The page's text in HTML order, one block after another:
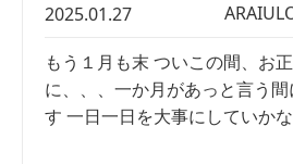
2025.01.27 ARAI
もう１月も末 ついこの間、お
に、、、一か月があっと言う
す 一日一日を大事にしていか